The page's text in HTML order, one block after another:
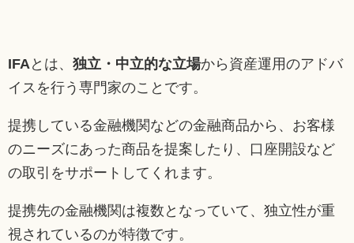
IFA とは、 独立・中立的な立場から資産運用のアドバ
イスを行う専門家のことです。
提携している金融機関などの金融商品から、お客様
のニーズにあった商品を提案したり、口座開設など
の取引をサポートしてくれます。
提携先の金融機関は複数となっていて、独立性が重
視されているのが特徴です。